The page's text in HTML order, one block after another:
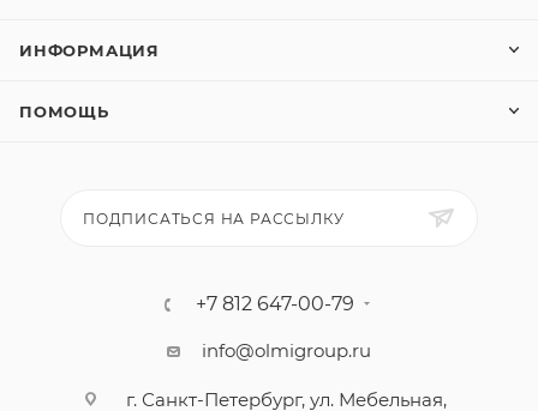
ИНФОРМАЦИЯ
ПОМОЩЬ
ПОДПИСАТЬСЯ НА РАССЫЛКУ
+7 812 647-00-79
info@olmigroup.ru
г. Санкт-Петербург, ул. Мебельная,